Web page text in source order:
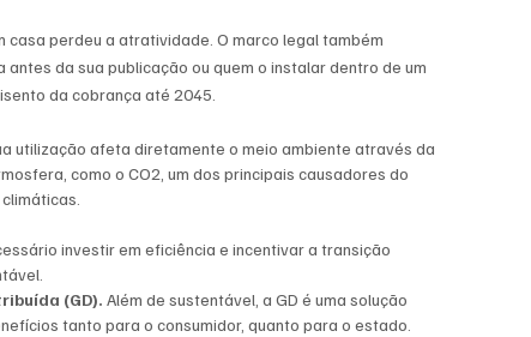
perdeu a atratividade. O marco legal também
da sua publicação ou quem o instalar dentro de um
da cobrança até 2045.
utilização afeta diretamente o meio ambiente através da
como o CO2, um dos principais causadores do
investir em eficiência e incentivar a transição
(GD). Além de sustentável, a GD é uma solução
tanto para o consumidor, quanto para o estado.